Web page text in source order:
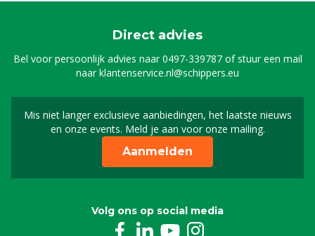
Direct advies
Bel voor persoonlijk advies naar0497-339787of stuur een mail
naarklantenservice.nl@schippers.eu
Mis niet langer exclusieve aanbiedingen, het laatste nieuws
en onze events. Meld je aan voor onze mailing.
Schrijf je in voor onze
Aanmelden
Volg ons op social media